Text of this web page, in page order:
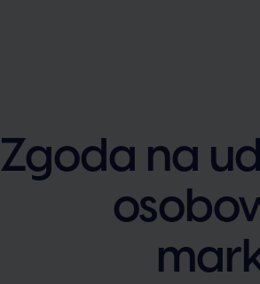
Zgoda na